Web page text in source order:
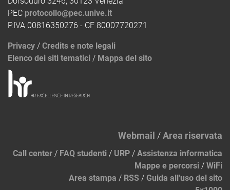
PEC protocollo@pec.unive.it
P.IVA 00816350276 - CF 80007720271
Privacy / Credits e note legali
Elenco dei siti tematici / Mappa del sito
Webmail /Area riservata
Call center / FAQ studenti / URP / Assistenza informatica
Mappe e percorsi / WiFi
Area stampa / RSS / Guida all'uso del sito